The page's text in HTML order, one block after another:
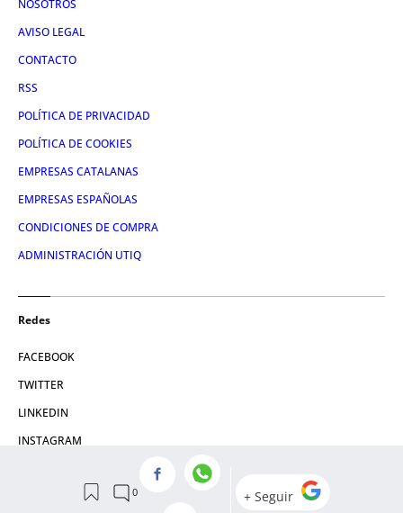
NOSOTROS
AVISO LEGAL
CONTACTO
RSS
POLÍTICA DE PRIVACIDAD
POLÍTICA DE COOKIES
EMPRESAS CATALANAS
EMPRESAS ESPAÑOLAS
CONDICIONES DE COMPRA
ADMINISTRACIÓN UTIQ
Redes
FACEBOOK
TWITTER
LINKEDIN
INSTAGRAM